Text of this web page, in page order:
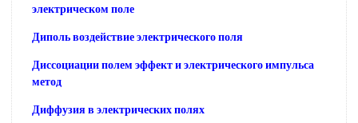
электрическом поле
Диполь воздействие электрического поля
Диссоциации полем эффект и электрического импульса
метод
Диффузия в электрических полях